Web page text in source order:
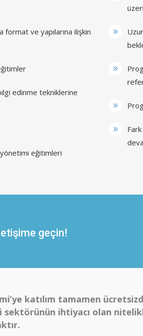
ve yapılarına ilişkin
edinme tekniklerine
eğitimleri
geçin!
katılım tamamen
sektörünün ihtiyacı olan